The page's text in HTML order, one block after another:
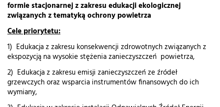
formie stacjonarnej z zakresu edukacji ekologicznej
związanych z tematyką ochrony powietrza
Cele priorytetu:
1) Edukacja z zakresu konsekwencji zdrowotnych związanych z
ekspozycją na wysokie stężenia zanieczyszczeń powietrza,
2) Edukacja z zakresu emisji zanieczyszczeń ze źródeł
grzewczych oraz wsparcia instrumentów finansowych do ich
wymiany,